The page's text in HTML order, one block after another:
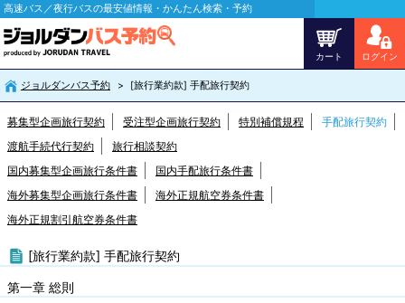
高速バス／夜行バスの最安値情報・かんたん検索・予約
カート ログイン
ジョルダンバス予約 [旅行業約款] 手配旅行契約
募集型企画旅行契約 受注型企画旅行契約 特別補償規程
手配旅行契約
渡航手続代行契約
旅行相談契約
国内募集型企画旅行条件書
国内手配旅行条件書
海外募集型企画旅行条件書
海外正規航空券条件書
海外正規割引航空券条件書
[旅行業約款] 手配旅行契約
第一章 総則